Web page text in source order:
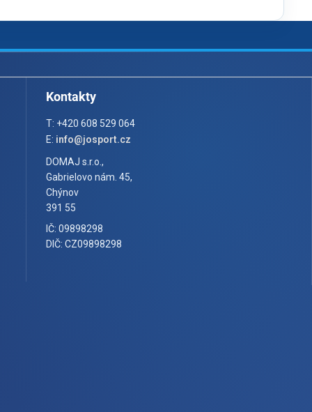
Kontakty
T: +420 608 529 064
E: info@josport.cz
DOMAJ s.r.o.,
Gabrielovo nám. 45,
Chýnov
391 55
IČ: 09898298
DIČ: CZ09898298